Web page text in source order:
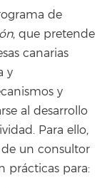
de
, que pretende
canarias
y
y
al desarrollo
Para ello,
un consultor
prácticas para: